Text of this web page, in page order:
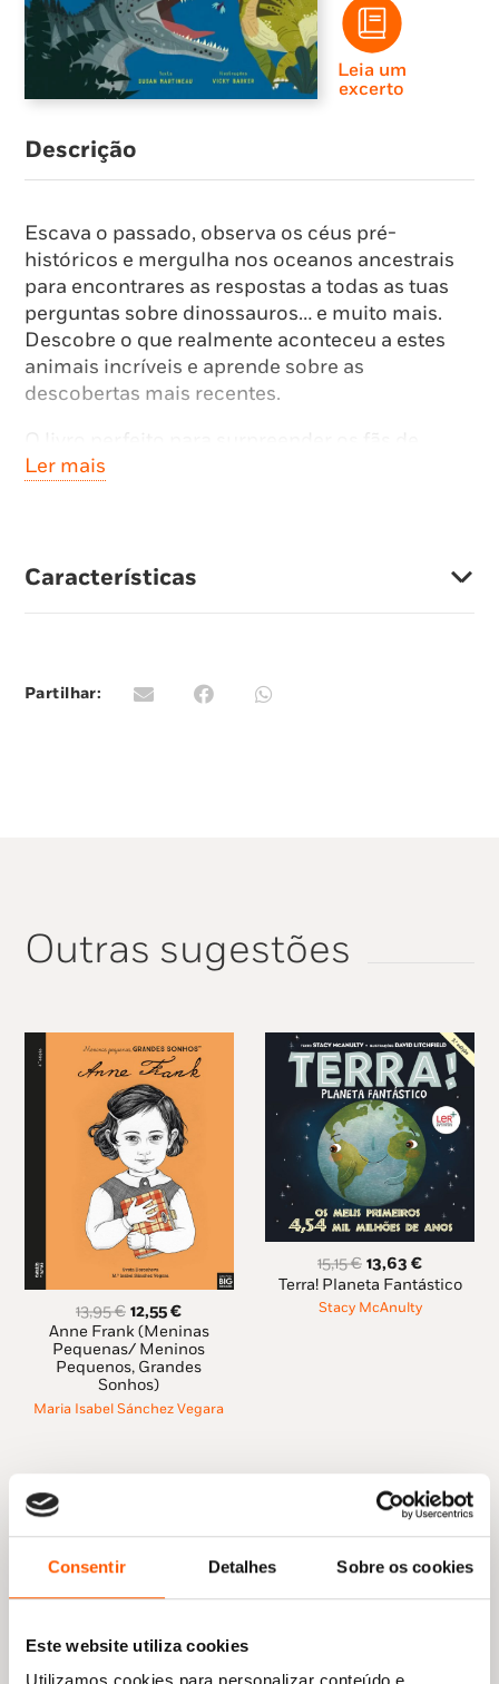
Consentir Detalhes Sobre os cookies
Este website utiliza cookies
Leia um
excerto
Descrição
Escava o passado, observa os céus pré-
históricos e mergulha nos oceanos ancestrais
para encontrares as respostas a todas as tuas
perguntas sobre dinossauros… e muito mais.
Descobre o que realmente aconteceu a estes
animais incríveis e aprende sobre as
descobertas mais recentes.
dinossauros!
Ler mais
Características
Partilhar:
Outras sugestões
13,95€ O
preço
original
era:
13,95 €.
12,55€O
preço
atual
é:
Anne Frank (Meninas
Pequenas/ Meninos
Pequenos, Grandes
Sonhos)
Maria Isabel Sánchez Vegara
15,15€ O
preço
original
13,63€O
preço
atual
Terra! Planeta Fantástico
Stacy McAnulty